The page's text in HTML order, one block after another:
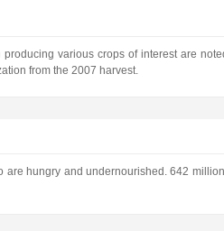
various crops of interest are
from the 2007 harvest.
are hungry and undernourished. 642